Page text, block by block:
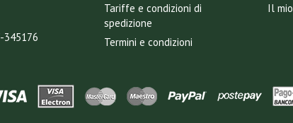
345176
Tariffe e condizioni di
spedizione
Termini e condizioni
Il